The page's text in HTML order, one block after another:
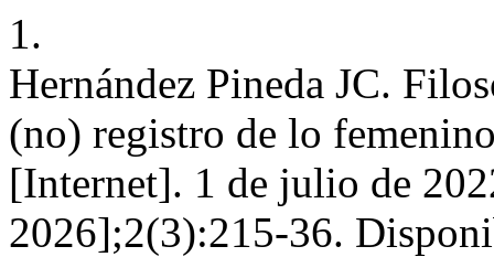
1.
Hernández Pineda JC.
(no) registro de lo
[Internet]. 1 de julio de
2026];2(3):215-36.